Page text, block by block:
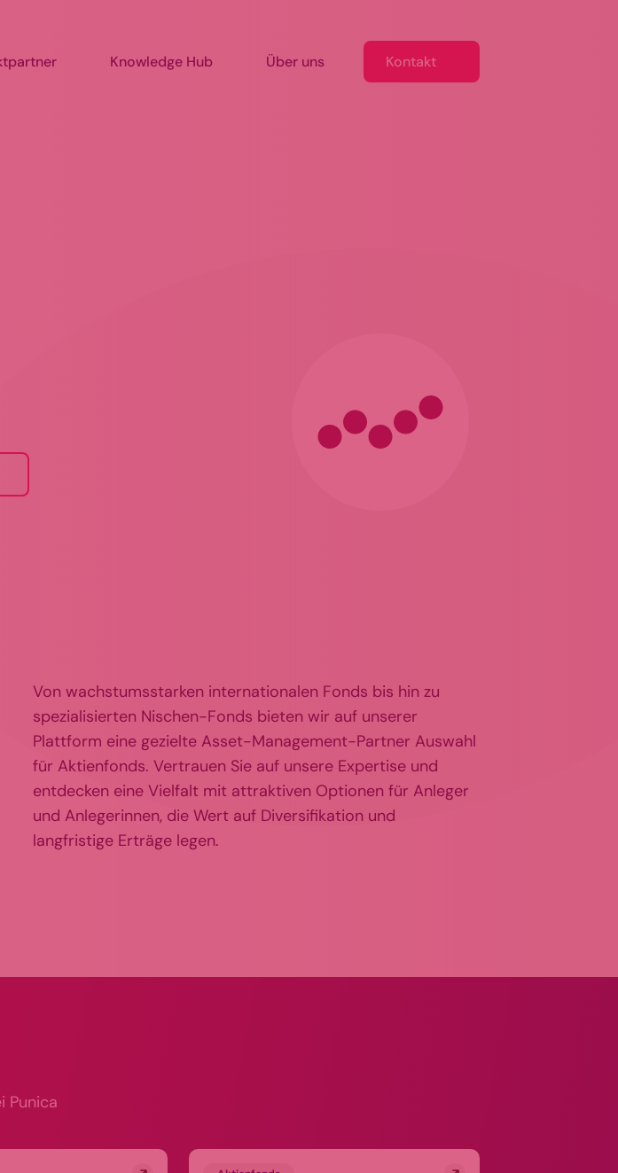
Knowledge Hub Über uns Kontakt
Von wachstumsstarken internationalen Fonds bis hin zu
spezialisierten Nischen-Fonds bieten wir auf unserer
Plattform eine gezielte Asset-Management-Partner Auswahl
für Aktienfonds. Vertrauen Sie auf unsere Expertise und
entdecken eine Vielfalt mit attraktiven Optionen für Anleger
und Anlegerinnen, die Wert auf Diversifikation und
langfristige Erträge legen.
Punica